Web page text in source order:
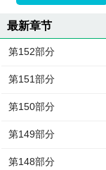
最新章节
第152部分
第151部分
第150部分
第149部分
第148部分